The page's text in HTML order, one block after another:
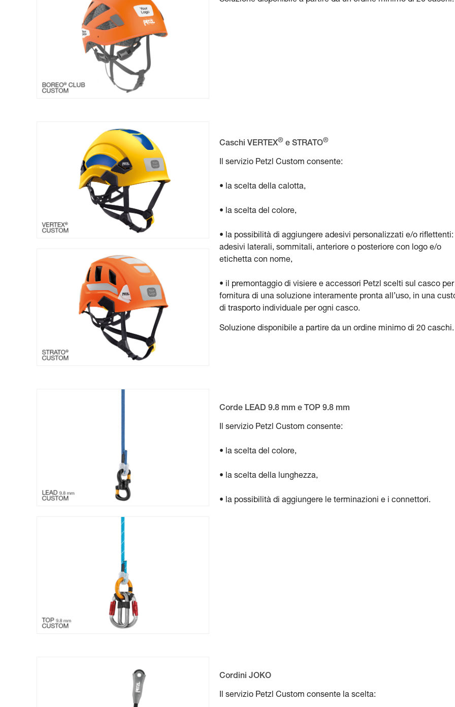
Caschi VERTEX® e STRATO®
Il servizio Petzl Custom consente:
• la scelta della calotta,
• la scelta del colore,
• la possibilità di aggiungere adesivi personalizzati e/o riflettenti:
adesivi laterali, sommitali, anteriore o posteriore con logo e/o
etichetta con nome,
• il premontaggio di visiere e accessori Petzl scelti sul casco
fornitura di una soluzione interamente pronta all’uso, in una
di trasporto individuale per ogni casco.
Soluzione disponibile a partire da un ordine minimo di 20 caschi.
Corde LEAD 9.8 mm e TOP 9.8 mm
Il servizio Petzl Custom consente:
• la scelta del colore,
• la scelta della lunghezza,
• la possibilità di aggiungere le terminazioni e i connettori.
Cordini JOKO
Il servizio Petzl Custom consente la scelta: